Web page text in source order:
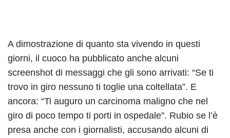
A dimostrazione di quanto sta vivendo in questi
giorni, il cuoco ha pubblicato anche alcuni
screenshot di messaggi che gli sono arrivati: “Se ti
trovo in giro nessuno ti toglie una coltellata”. E
ancora: “Ti auguro un carcinoma maligno che nel
giro di poco tempo ti porti in ospedale”. Rubio se l’è
presa anche con i giornalisti, accusando alcuni di